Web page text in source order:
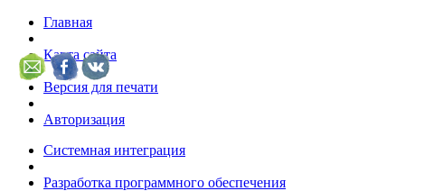
Главная
Карта сайта
Версия для печати
Авторизация
Системная интеграция
Разработка программного обеспечения